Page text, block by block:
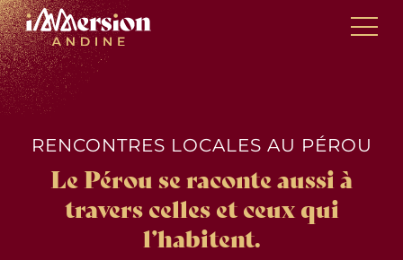
Skip
to
content
RENCONTRES LOCALES AU PÉROU
Le Pérou se raconte aussi à
travers celles et ceux qui
l’habitent.
Panneau de gestion des cookies